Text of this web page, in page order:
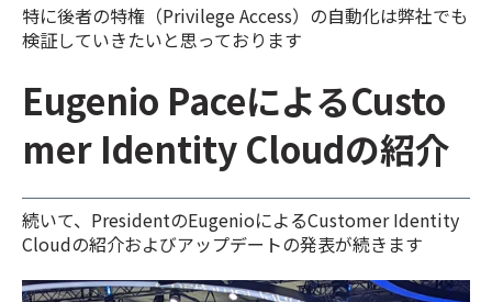
特に後者の特権（Privilege Access）の自動化は弊社でも
検証していきたいと思っております
Eugenio PaceによるCusto
mer Identity Cloudの紹介
続いて、PresidentのEugenioによるCustomer Identity
Cloudの紹介およびアップデートの発表が続きます